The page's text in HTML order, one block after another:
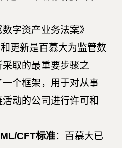
数字资产业务法案》
更新是百慕大为监管数
取的最重要步骤之
个框架，用于对从事
动的公司进行许可和
CFT标准：百慕大已